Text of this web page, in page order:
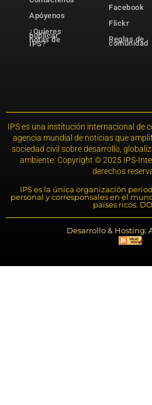
Apóyenos
¿Quieres
publicar
notas de
IPS?
Facebook
Flickr
Reglas de
comunidad
IPS es una institución internacional de
agencia mundial de noticias que
sociedad civil sobre desarrollo,
ambiente. Copyright © 2025 IPS-
derechos
IPS es la única organización
personal y corresponsales en el
países ricos.
Desarrollo & Hosting: